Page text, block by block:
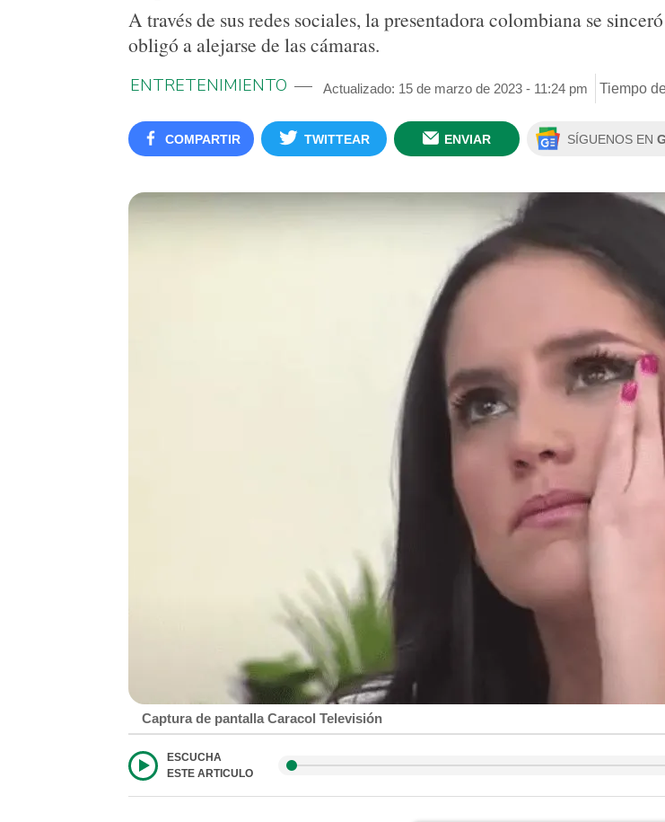
A través de sus redes sociales, la presentadora colombiana se
obligó a alejarse de las cámaras.
ENTRETENIMIENTO Actualizado: 15 de marzo de 2023 - 11:24 pm Tiempo
COMPARTIR TWITTEAR ENVIAR SÍGUENOS EN
Captura de pantalla Caracol Televisión
ESCUCHA
ESTE ARTICULO